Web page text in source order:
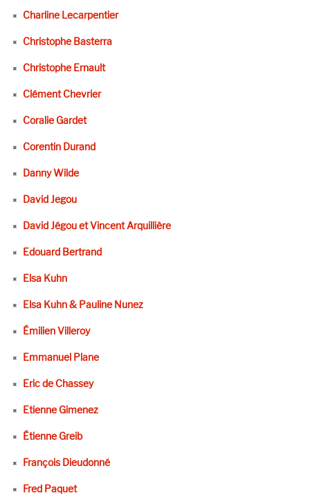
Charline Lecarpentier
Christophe Basterra
Christophe Ernault
Clément Chevrier
Coralie Gardet
Corentin Durand
Danny Wilde
David Jegou
David Jégou et Vincent Arquillière
Edouard Bertrand
Elsa Kuhn
Elsa Kuhn & Pauline Nunez
Émilien Villeroy
Emmanuel Plane
Eric de Chassey
Etienne Gimenez
Étienne Greib
François Dieudonné
Fred Paquet